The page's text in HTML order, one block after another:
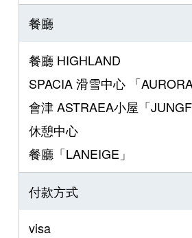
餐廳
餐廳 HIGHLAND
SPACIA 滑雪中心 「AURORA
會津 ASTRAEA小屋「
休憩中心
餐廳「LANEIGE」
付款方式
visa